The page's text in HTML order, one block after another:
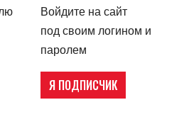
Войдите на сайт
под своим логином и
паролем
Я ПОДПИСЧИК